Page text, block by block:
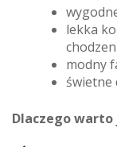
lekka
modny
świetne
Dlaczego warto